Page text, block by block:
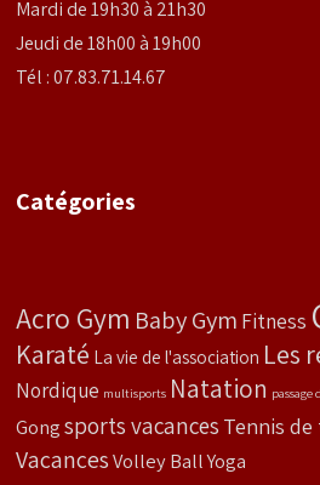
Mardi de 19h30 à 21h30
Jeudi de 18h00 à 19h00
Tél : 07.83.71.14.67
Catégories
Acro Gym Baby Gym Fitness
Karaté La vie de l'association Les
Nordique multisports Natation passage
Gong sports vacances Tennis de
Vacances Volley Ball Yoga